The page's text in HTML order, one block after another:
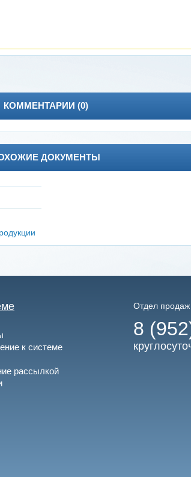
КОММЕНТАРИИ (0)
ДОКУМЕНТЫ
к системе
рассылкой
Отдел продаж
8